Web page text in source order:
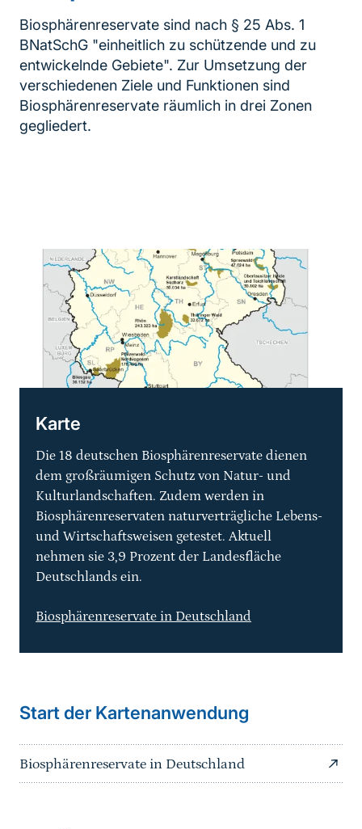
Biosphärenreservate sind nach § 25 Abs. 1
BNatSchG "einheitlich zu schützende und zu
entwickelnde Gebiete". Zur Umsetzung der
verschiedenen Ziele und Funktionen sind
Biosphärenreservate räumlich in drei Zonen
gegliedert.
weiterführender
Inhalt
Karte
Die 18 deutschen Biosphärenreservate dienen
dem großräumigen Schutz von Natur- und
Kulturlandschaften. Zudem werden in
Biosphärenreservaten naturverträgliche Lebens-
und Wirtschaftsweisen getestet. Aktuell
nehmen sie 3,9 Prozent der Landesfläche
Deutschlands ein.
Biosphärenreservate in Deutschland
Start der Kartenanwendung
Biosphärenreservate in Deutschland